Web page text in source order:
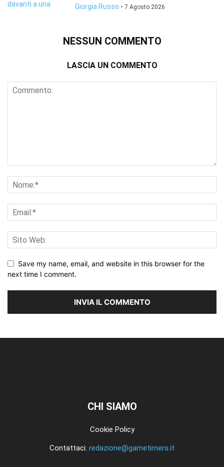
Giorgia Russo - 7 Agosto 2026
NESSUN COMMENTO
LASCIA UN COMMENTO
Save my name, email, and website in this browser for the
next time I comment.
CHI SIAMO
Cookie Policy
Contattaci: redazione@gametimers.it